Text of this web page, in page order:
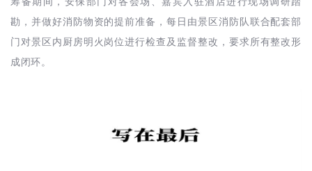
勘，并做好消防物资的提前准备，每日由景区消防队联合配套部
门对景区内厨房明火岗位进行检查及监督整改，要求所有整改形
成闭环。